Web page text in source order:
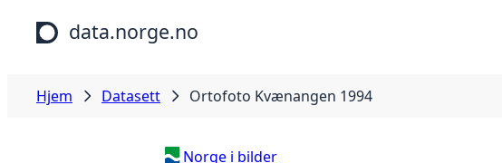
Hopp til hovedinnhold
data.norge.no
Hjem Datasett Ortofoto Kvænangen 1994
Norge i bilder